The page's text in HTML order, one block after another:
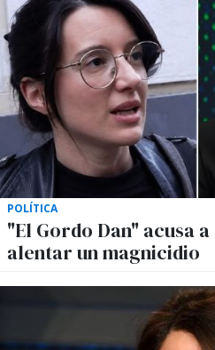
POLÍTICA
"El Gordo Dan" acusa
alentar un magnicidio